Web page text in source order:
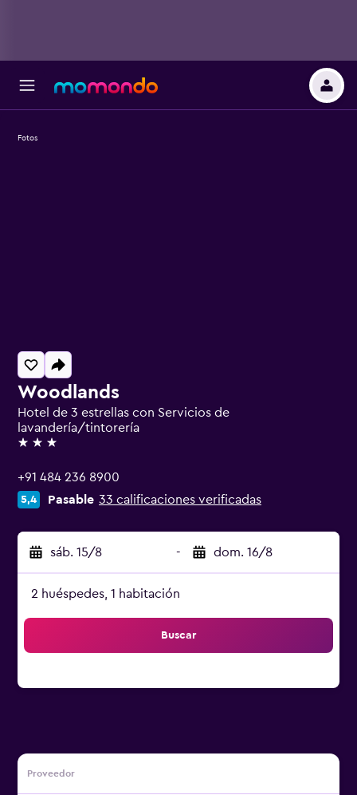
Woodlands
Hotel de 3 estrellas con Servicios de
lavandería/tintorería
3 estrellas
+91 484 236 8900
5,4 Pasable 33 calificaciones verificadas
sáb. 15/8 - dom. 16/8
2 huéspedes, 1 habitación
Buscar
Proveedor
Fotos